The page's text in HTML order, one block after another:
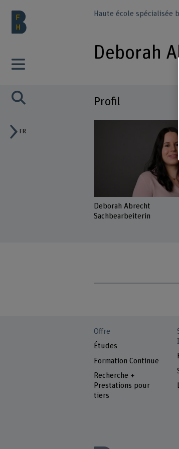
FR
Haute école spécialisée
Deborah
Profil
Deborah Abrecht
Sachbearbeiterin
Offre
Études
Formation Continue
Recherche +
Prestations pour
tiers